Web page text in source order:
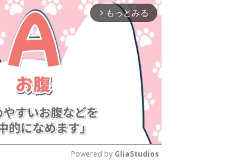
arrow_forward_ios もっとみる
Powered by GliaStudios